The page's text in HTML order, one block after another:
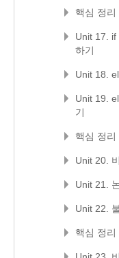
핵심 정리
Unit 17. if
하기
Unit 18.
Unit 19.
기
핵심 정리
Unit 20.
Unit 21.
Unit 22.
핵심 정리